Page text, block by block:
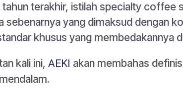
tahun terakhir, istilah specialty coffee
sebenarnya yang dimaksud dengan
khusus yang membedakannya
kali ini, AEKI akan membahas